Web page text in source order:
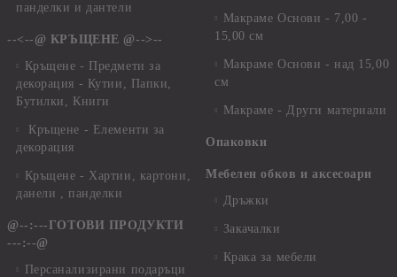
панделки и дантели
--<--@ КРЪЩЕНЕ @-->--
Кръщене - Предмети за
декорация - Кутии, Папки,
Бутилки, Книги
Кръщене - Елементи за
декорация
Кръщене - Хартии, картони,
данели , панделки
@--:---ГОТОВИ ПРОДУКТИ
---:--@
Персанализирани подаръци
Макраме Основи - 7,00 -
15,00 см
Макраме Основи - над 15,00
см
Макраме - Други материали
Опаковки
Мебелен обков и аксесоари
Дръжки
Закачалки
Крака за мебели